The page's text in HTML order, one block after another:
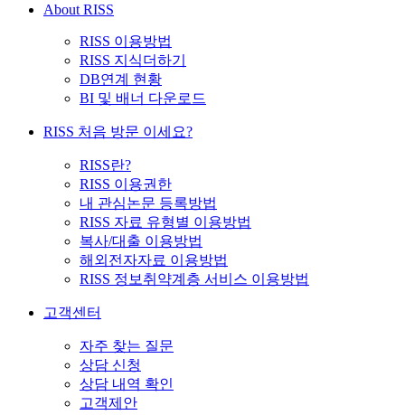
About RISS
RISS 이용방법
RISS 지식더하기
DB연계 현황
BI 및 배너 다운로드
RISS 처음 방문 이세요?
RISS란?
RISS 이용권한
내 관심논문 등록방법
RISS 자료 유형별 이용방법
복사/대출 이용방법
해외전자자료 이용방법
RISS 정보취약계층 서비스 이용방법
고객센터
자주 찾는 질문
상담 신청
상담 내역 확인
고객제안